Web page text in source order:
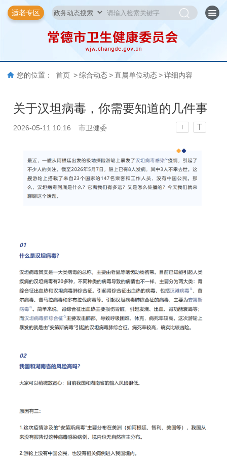
适老专区
您的位置： 首页 > 综合动态 > 直属单位动态 > 详细内容
关于汉坦病毒，你需要知道的几件事
2026-05-11 10:16 市卫健委 T T